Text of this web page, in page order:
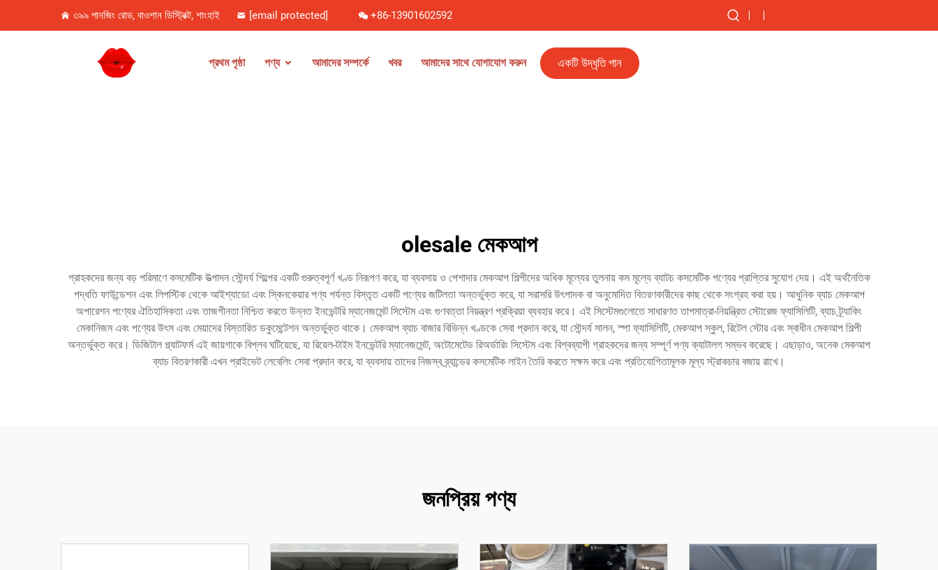
৩৯৯ পানজিং রোড, বাওশান ডিস্ট্রিক্ট, শাংহাই [email protected] +86-13901602592
প্রথম পৃষ্ঠা পণ্য আমাদের সম্পর্কে খবর আমাদের সাথে যোগাযোগ করুন একটি উদ্ধৃতি পান
olesale মেকআপ
গ্রাহকদের জন্য বড় পরিমাণে কসমেটিক উত্পাদন সৌন্দর্য শিল্পের একটি গুরুত্বপূর্ণ খণ্ড নিরূপণ করে, যা ব্যবসায় ও পেশাদার মেকআপ শিল্পীদের অধিক মূল্যের তুলনায় কম মূল্যে ব্যাটচ কসমেটিক পণ্যের প্রাপ্তির সুযোগ দেয়। এই অর্থনৈতিক
পদ্ধতি ফাউন্ডেশন এবং লিপস্টিক থেকে আইশ্যাডো এবং স্কিনকেয়ার পণ্য পর্যন্ত বিস্তৃত একটি পণ্যের জটিলতা অন্তর্ভুক্ত করে, যা সরাসরি উৎপাদক বা অনুমোদিত বিতরণকারীদের কাছ থেকে সংগ্রহ করা হয়। আধুনিক ব্যাচ মেকআপ
অপারেশন পণ্যের ঐতিহাসিকতা এবং তাজগীনতা নিশ্চিত করতে উন্নত ইনভেন্টরি ম্যানেজমেন্ট সিস্টেম এবং গুণবত্তা নিয়ন্ত্রণ প্রক্রিয়া ব্যবহার করে। এই সিস্টেমগুলোতে সাধারণত তাপমাত্রা-নিয়ন্ত্রিত স্টোরেজ ফ্যাসিলিটি, ব্যাচ ট্র্যাকিং
মেকানিজম এবং পণ্যের উৎস এবং মেয়াদের বিস্তারিত ডকুমেন্টেশন অন্তর্ভুক্ত থাকে। মেকআপ ব্যাচ বাজার বিভিন্ন খণ্ডকে সেবা প্রদান করে, যা সৌন্দর্য সালন, স্পা ফ্যাসিলিটি, মেকআপ স্কুল, রিটেল স্টোর এবং স্বাধীন মেকআপ শিল্পী
অন্তর্ভুক্ত করে। ডিজিটাল প্ল্যাটফর্ম এই জায়গাকে বিপ্লব ঘটিয়েছে, যা রিয়েল-টাইম ইনভেন্টরি ম্যানেজমেন্ট, অটোমেটেড রিঅর্ডারিং সিস্টেম এবং বিশ্বব্যাপী গ্রাহকদের জন্য সম্পূর্ণ পণ্য ক্যাটালগ সম্ভব করেছে। এছাড়াও, অনেক মেকআপ
ব্যাচ বিতরণকারী এখন প্রাইভেট লেবেলিং সেবা প্রদান করে, যা ব্যবসায় তাদের নিজস্ব ব্র্যান্ডের কসমেটিক লাইন তৈরি করতে সক্ষম করে এবং প্রতিযোগিতামূলক মূল্য স্ট্রাকচার বজায় রাখে।
জনপ্রিয় পণ্য